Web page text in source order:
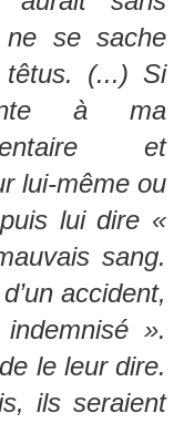
se sache
(...) Si
à ma
et
lui-même ou
lui dire «
sang.
accident,
».
le leur dire.
ils seraient